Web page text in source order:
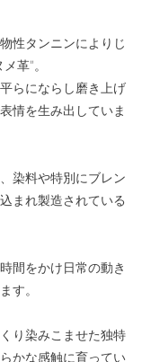
性タンニンによりじ
革”。
らにならし磨き上げ
情を生み出していま
染料や特別にブレン
まれ製造されている
間をかけ日常の動き
す。
り染みこませた独特
かな感触に育ってい